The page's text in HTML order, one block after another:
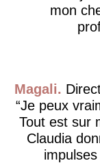
mon
Magali
Je peux
Tout est sur
Claudia